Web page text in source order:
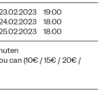
19:00
18:00
18:00
can (10€ / 15€ / 20€ /
Sie zulassen